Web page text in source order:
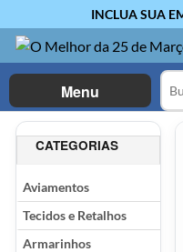
INCLUA SUA
Menu
CATEGORIAS
Aviamentos
Tecidos e Retalhos
Armarinhos